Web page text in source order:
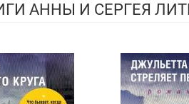
АННЫ И СЕРГЕЯ